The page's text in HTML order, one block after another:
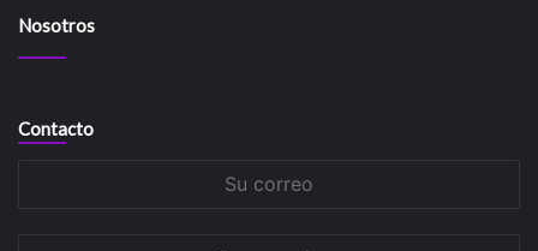
Nosotros
Contacto